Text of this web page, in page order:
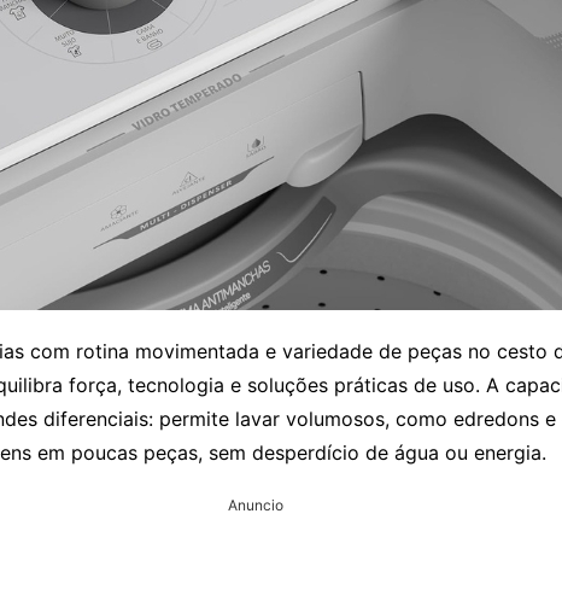
com rotina movimentada e variedade de peças no cesto
força, tecnologia e soluções práticas de uso. A
diferenciais: permite lavar volumosos, como edredons
em poucas peças, sem desperdício de água ou energia.
Anuncio